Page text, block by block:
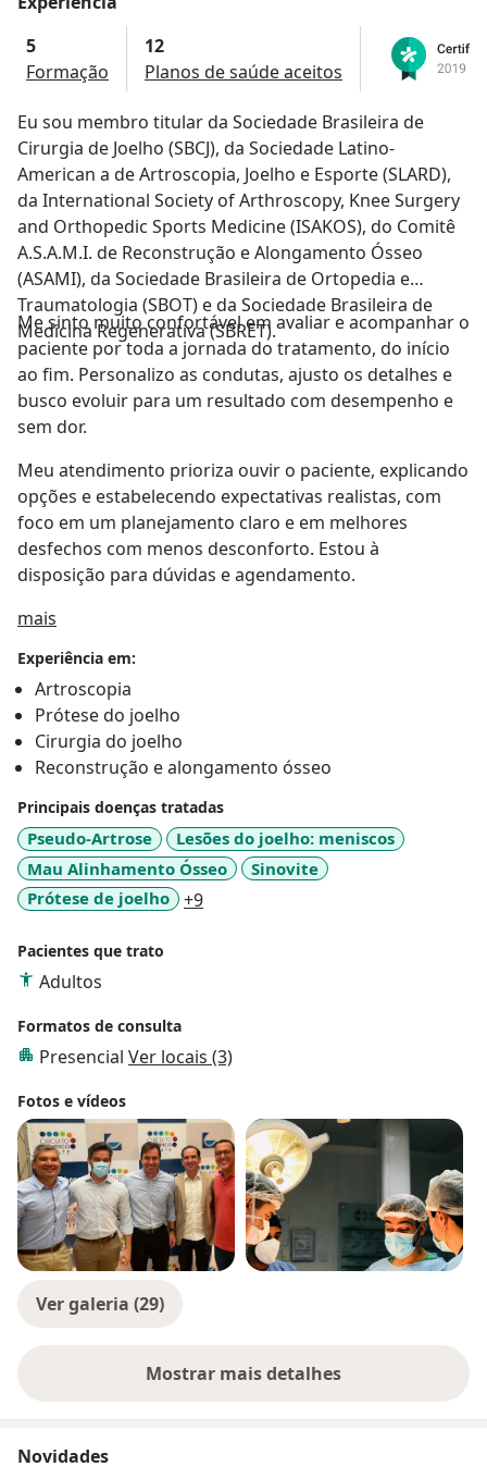
5
Formação
12
Planos de saúde aceitos
Eu sou membro titular da Sociedade Brasileira de
Cirurgia de Joelho (SBCJ), da Sociedade Latino-
American a de Artroscopia, Joelho e Esporte (SLARD),
da International Society of Arthroscopy, Knee Surgery
and Orthopedic Sports Medicine (ISAKOS), do Comitê
A.S.A.M.I. de Reconstrução e Alongamento Ósseo
(ASAMI), da Sociedade Brasileira de Ortopedia e
Traumatologia (SBOT) e da Sociedade Brasileira de
Medicina Regenerativa (SBRET).
Me sinto muito confortável em avaliar e acompanhar o
paciente por toda a jornada do tratamento, do início
ao fim. Personalizo as condutas, ajusto os detalhes e
busco evoluir para um resultado com desempenho e
sem dor.
Meu atendimento prioriza ouvir o paciente, explicando
opções e estabelecendo expectativas realistas, com
foco em um planejamento claro e em melhores
desfechos com menos desconforto. Estou à
disposição para dúvidas e agendamento.
mais
Experiência em:
Artroscopia
Prótese do joelho
Cirurgia do joelho
Reconstrução e alongamento ósseo
Principais doenças tratadas
Pseudo-Artrose
Lesões do joelho: meniscos
Mau Alinhamento Ósseo
Sinovite
Prótese de joelho
+9a11y_sr_more_diseases
Pacientes que trato
Adultos
Formatos de consulta
Presencial Ver locais (3)
Fotos e vídeos
Ver galeria (29)
Mostrar mais detalhes
sobre a experiência
Novidades